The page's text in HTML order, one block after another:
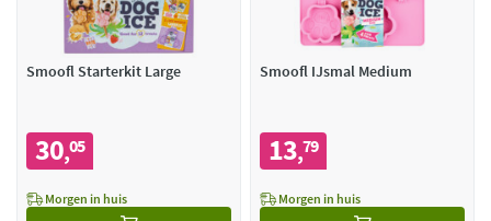
Smoofl Starterkit Large
30,05
Morgen in huis
Smoofl IJsmal Medium
13,79
Morgen in huis